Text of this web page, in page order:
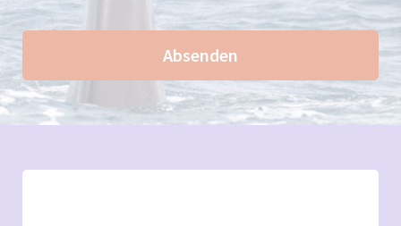
Absenden